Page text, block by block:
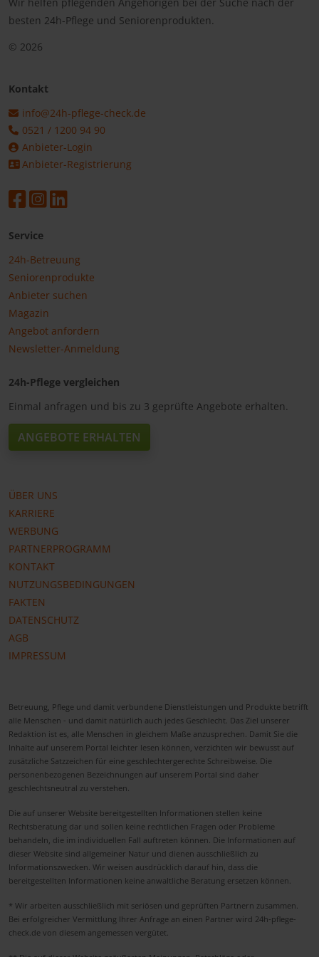
besten 24h-Pflege und Seniorenprodukten.
© 2026
Kontakt
info@24h-pflege-check.de
0521 / 1200 94 90
Anbieter-Login
Anbieter-Registrierung
Service
24h-Betreuung
Seniorenprodukte
Anbieter suchen
Magazin
Angebot anfordern
Newsletter-Anmeldung
24h-Pflege vergleichen
Einmal anfragen und bis zu 3 geprüfte Angebote erhalten.
ANGEBOTE ERHALTEN
ÜBER UNS
KARRIERE
WERBUNG
PARTNERPROGRAMM
KONTAKT
NUTZUNGSBEDINGUNGEN
FAKTEN
DATENSCHUTZ
AGB
IMPRESSUM
Betreuung, Pflege und damit verbundene Dienstleistungen und Produkte betrifft
alle Menschen - und damit natürlich auch jedes Geschlecht. Das Ziel unserer
Redaktion ist es, alle Menschen in gleichem Maße anzusprechen. Damit Sie die
Inhalte auf unserem Portal leichter lesen können, verzichten wir bewusst auf
zusätzliche Satzzeichen für eine geschlechtergerechte Schreibweise. Die
personenbezogenen Bezeichnungen auf unserem Portal sind daher
geschlechtsneutral zu verstehen.
Die auf unserer Website bereitgestellten Informationen stellen keine
Rechtsberatung dar und sollen keine rechtlichen Fragen oder Probleme
behandeln, die im individuellen Fall auftreten können. Die Informationen auf
dieser Website sind allgemeiner Natur und dienen ausschließlich zu
Informationszwecken. Wir weisen ausdrücklich darauf hin, dass die
bereitgestellten Informationen keine anwaltliche Beratung ersetzen können.
* Wir arbeiten ausschließlich mit seriösen und geprüften Partnern zusammen.
Bei erfolgreicher Vermittlung Ihrer Anfrage an einen Partner wird 24h-pflege-
check.de von diesem angemessen vergütet.